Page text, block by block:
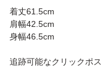
着丈61.5cm
肩幅42.5cm
身幅46.5cm
追跡可能なクリックポ